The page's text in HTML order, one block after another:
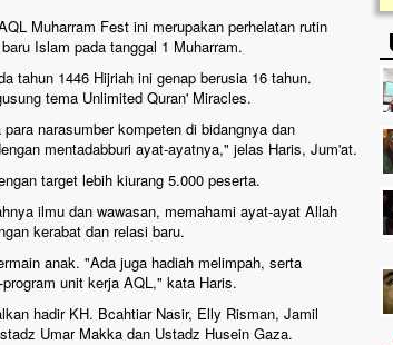
Muharram Fest ini merupakan perhelatan rutin
Islam pada tanggal 1 Muharram.
tahun 1446 Hijriah ini genap berusia 16 tahun.
tema Unlimited Quran' Miracles.
narasumber kompeten di bidangnya dan
mentadabburi ayat-ayatnya," jelas Haris, Jum'at.
target lebih kiurang 5.000 peserta.
ilmu dan wawasan, memahami ayat-ayat Allah
kerabat dan relasi baru.
anak. "Ada juga hadiah melimpah, serta
unit kerja AQL," kata Haris.
hadir KH. Bcahtiar Nasir, Elly Risman, Jamil
Umar Makka dan Ustadz Husein Gaza.